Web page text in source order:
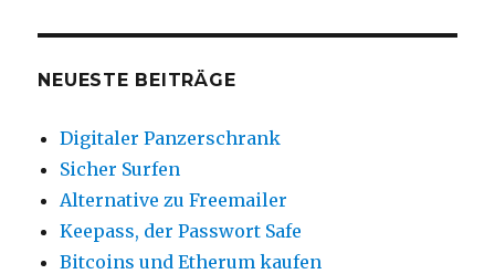
NEUESTE BEITRÄGE
Digitaler Panzerschrank
Sicher Surfen
Alternative zu Freemailer
Keepass, der Passwort Safe
Bitcoins und Etherum kaufen